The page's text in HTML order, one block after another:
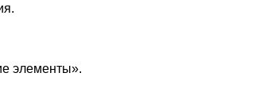
элементы».